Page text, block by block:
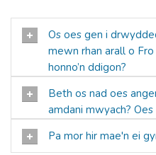
Os oes gen i
mewn rhan arall o
honno’n ddigon?
Beth os nad oes
amdani mwyach?
Pa mor hir mae'n ei